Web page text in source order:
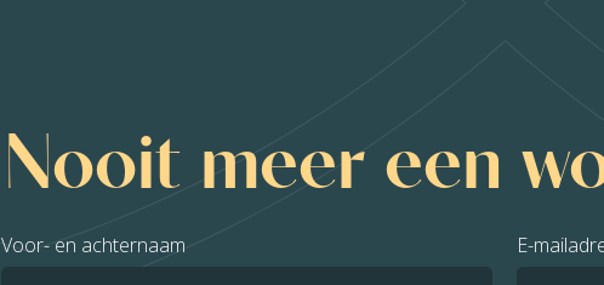
Nooit meer een
Voor- en achternaam E-